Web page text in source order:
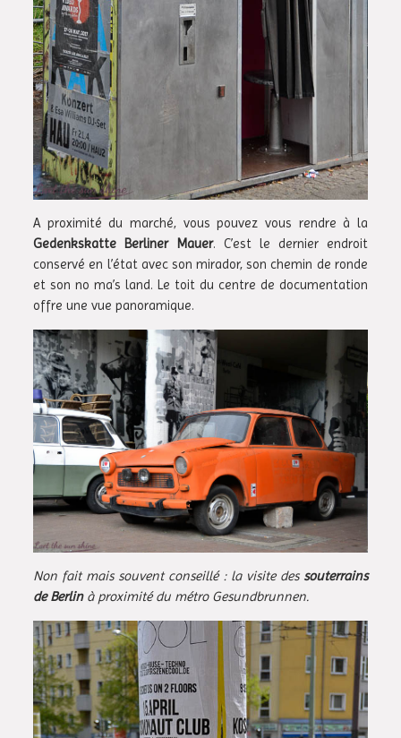
A proximité du marché, vous pouvez vous rendre à la
Gedenkskatte Berliner Mauer. C’est le dernier endroit
conservé en l’état avec son mirador, son chemin de ronde
et son no ma’s land. Le toit du centre de documentation
offre une vue panoramique.
Non fait mais souvent conseillé : la visite des souterrains
de Berlinà proximité du métro Gesundbrunnen.